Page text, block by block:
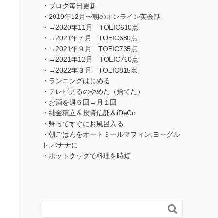
・ブログ毎日更新
・2019年12月〜朝のオンライン英会話
・→2020年11月 TOEIC610点
・→2021年７月 TOEIC680点
・→2021年９月 TOEIC735点
・→2021年12月 TOEIC760点
・→2022年３月 TOEIC815点
・ランニングはじめる
・テレビ見るのやめた（捨てた）
・お酒を週６回→月１回
・純金積立＆投資信託＆iDeCo
・帰ってすぐにお風呂入る
・朝ごはんをオートミールマフィン,ヨーグル
ト,バナナに
・ホットクックで料理を時短
